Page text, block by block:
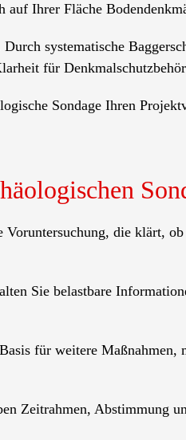
Ihrer Fläche
systematische
für
Sondage Ihren
die klärt,
Sie belastbare
für weitere
Zeitrahmen, Abstimmung